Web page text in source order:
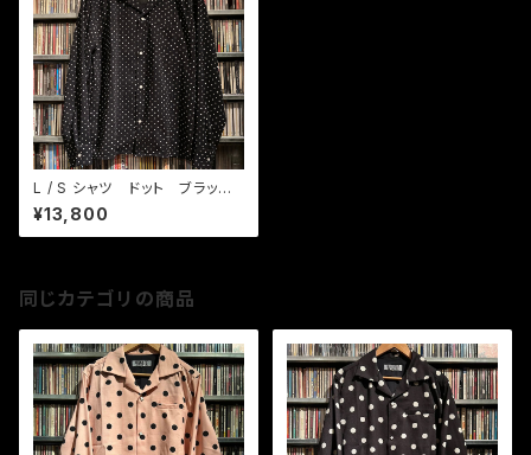
L / S シャツ ドット ブラック/
ホワイト
¥13,800
同じカテゴリの商品